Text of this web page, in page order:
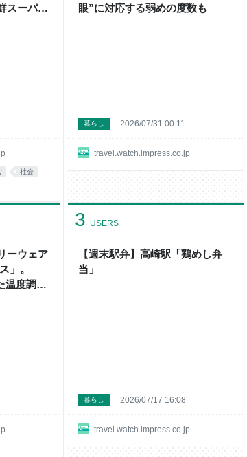
スーパ
社会
眼”に対応する弱めの度数も
travel.watch.impress.co.jp
暮らし 2026/07/31 00:11
ーウェア
」。
温度調整
【週末駅弁】高崎駅「鶏めし弁
当」
3 USERS
travel.watch.impress.co.jp
暮らし 2026/07/17 16:08